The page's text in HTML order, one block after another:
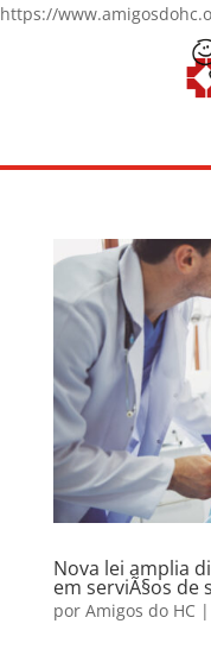
https://
Nova lei amplia
em serviÃ§os de
por Amigos do HC |